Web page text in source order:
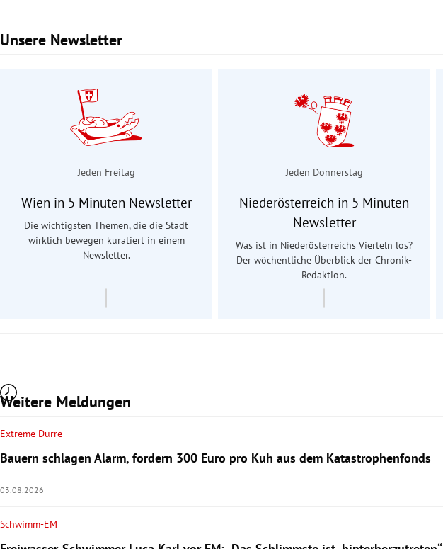
Unsere Newsletter
Slide 1 von 3
Jeden Freitag
Wien in 5 Minuten Newsletter
Die wichtigsten Themen, die die Stadt
wirklich bewegen kuratiert in einem
Newsletter.
Jeden Donnerstag
Niederösterreich in 5 Minuten
Newsletter
Was ist in Niederösterreichs Vierteln los?
Der wöchentliche Überblick der Chronik-
Redaktion.
Weitere Meldungen
Extreme Dürre
Bauern schlagen Alarm, fordern 300 Euro pro Kuh aus dem Katastrophenfonds
03.08.2026
Schwimm-EM